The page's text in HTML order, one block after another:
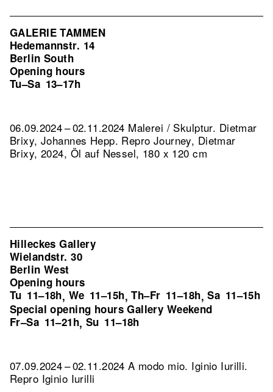
GALERIE TAMMEN
Hedemannstr. 14
Berlin South
Opening hours
Tu–Sa 13–17h
06.09.2024 – 02.11.2024 Malerei / Skulptur. Dietmar
Brixy, Johannes Hepp. Repro Journey, Dietmar
Brixy, 2024, Öl auf Nessel, 180 x 120 cm
Hilleckes Gallery
Wielandstr. 30
Berlin West
Opening hours
Tu 11–18h, We 11–15h,Th–Fr 11–18h,Sa 11–15h
Special opening hours Gallery Weekend
Fr–Sa 11–21h, Su 11–18h
07.09.2024 – 02.11.2024 A modo mio. Iginio Iurilli.
Repro Iginio Iurilli